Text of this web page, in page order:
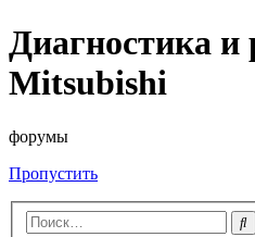
Диагностика и
Mitsubishi
форумы
Пропустить